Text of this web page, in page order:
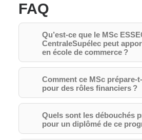
FAQ
Qu’est-ce que le MSc
CentraleSupélec peut
en école de commerce ?
Comment ce MSc prépare-
pour des rôles financiers ?
Quels sont les débouchés
pour un diplômé de ce